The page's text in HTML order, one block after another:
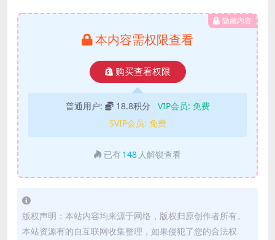
隐藏内容
本内容需权限查看
购买查看权限
普通用户: 18.8积分 VIP会员: 免费
SVIP会员: 免费
已有 148 人解锁查看
版权声明：本站内容均来源于网络，版权归原创作者所有。
本站资源有的自互联网收集整理，如果侵犯了您的合法权